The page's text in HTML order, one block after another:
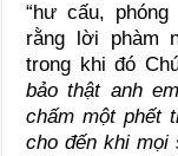
“hư cấu,
rằng lời phàm
trong khi đó
bảo thật anh
chấm một phết
cho đến khi mọi